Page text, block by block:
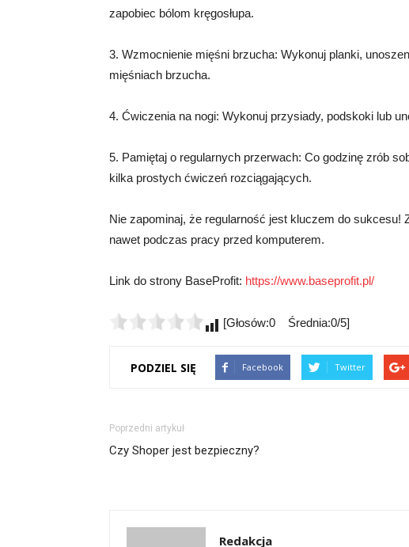
zapobiec bólom kręgosłupa.
3. Wzmocnienie mięśni brzucha: Wykonuj planki,
mięśniach brzucha.
4. Ćwiczenia na nogi: Wykonuj przysiady, podskoki lub
5. Pamiętaj o regularnych przerwach: Co godzinę zrób
kilka prostych ćwiczeń rozciągających.
Nie zapominaj, że regularność jest kluczem do sukcesu!
nawet podczas pracy przed komputerem.
Link do strony BaseProfit: https://www.baseprofit.pl/
[Głosów:0 Średnia:0/5]
PODZIEL SIĘ Facebook Twitter
Poprzedni artykuł
Czy Shoper jest bezpieczny?
Redakcja